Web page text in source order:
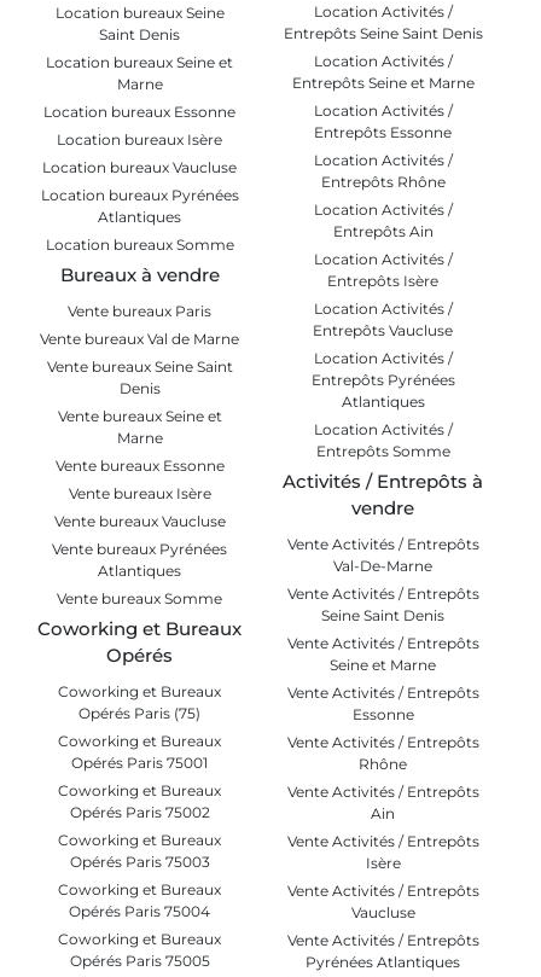
Location bureaux Seine
Saint Denis
Location bureaux Seine et
Marne
Location bureaux Essonne
Location bureaux Isère
Location bureaux Vaucluse
Location bureaux Pyrénées
Atlantiques
Location bureaux Somme
Bureaux à vendre
Vente bureaux Paris
Vente bureaux Val de Marne
Vente bureaux Seine Saint
Denis
Vente bureaux Seine et
Marne
Vente bureaux Essonne
Vente bureaux Isère
Vente bureaux Vaucluse
Vente bureaux Pyrénées
Atlantiques
Vente bureaux Somme
Coworking et Bureaux
Opérés
Coworking et Bureaux
Opérés Paris (75)
Coworking et Bureaux
Opérés Paris 75001
Coworking et Bureaux
Opérés Paris 75002
Coworking et Bureaux
Opérés Paris 75003
Coworking et Bureaux
Opérés Paris 75004
Coworking et Bureaux
Opérés Paris 75005
Location Activités /
Entrepôts Seine Saint Denis
Location Activités /
Entrepôts Seine et Marne
Location Activités /
Entrepôts Essonne
Location Activités /
Entrepôts Rhône
Location Activités /
Entrepôts Ain
Location Activités /
Entrepôts Isère
Location Activités /
Entrepôts Vaucluse
Location Activités /
Entrepôts Pyrénées
Atlantiques
Location Activités /
Entrepôts Somme
Activités / Entrepôts à
vendre
Vente Activités / Entrepôts
Val-De-Marne
Vente Activités / Entrepôts
Seine Saint Denis
Vente Activités / Entrepôts
Seine et Marne
Vente Activités / Entrepôts
Essonne
Vente Activités / Entrepôts
Rhône
Vente Activités / Entrepôts
Ain
Vente Activités / Entrepôts
Isère
Vente Activités / Entrepôts
Vaucluse
Vente Activités / Entrepôts
Pyrénées Atlantiques